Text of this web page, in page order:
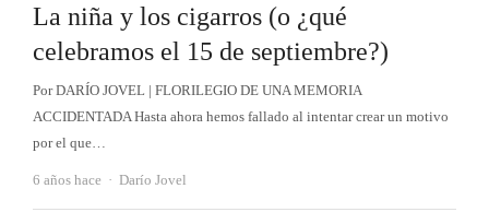
La niña y los cigarros (o ¿qué
celebramos el 15 de septiembre?)
Por DARÍO JOVEL | FLORILEGIO DE UNA MEMORIA
ACCIDENTADA Hasta ahora hemos fallado al intentar crear un motivo
por el que…
6 años hace Autor
Darío Jovel